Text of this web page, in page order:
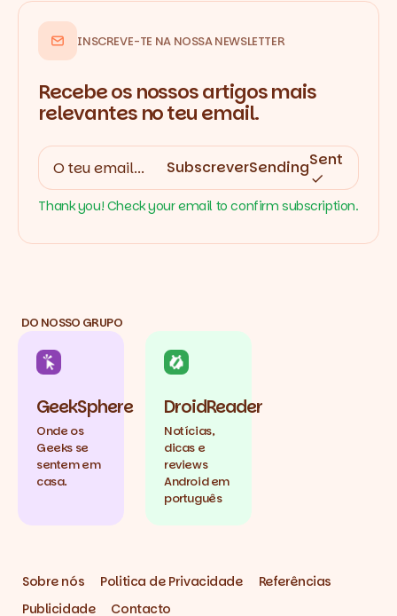
INSCREVE-TE NA NOSSA NEWSLETTER
Recebe os nossos artigos mais
relevantes no teu email.
SubscreverSendingSent
Thank you! Check your email to confirm subscription.
DO NOSSO GRUPO
GeekSphere
Onde os
Geeks se
sentem em
casa.
DroidReader
Notícias,
dicas e
reviews
Android em
português
Sobre nós Politica de Privacidade
Referências
Publicidade
Contacto